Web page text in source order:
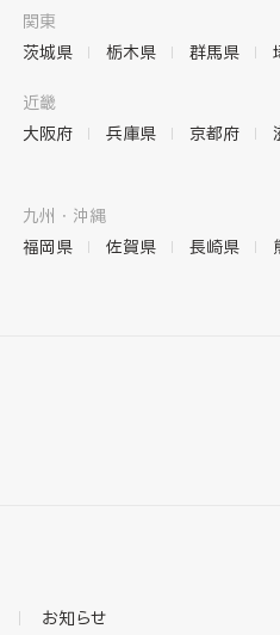
関東
茨城県
栃木県 群馬県
近畿
大阪府
兵庫県 京都府
九州・沖縄
福岡県
佐賀県 長崎県
お知らせ